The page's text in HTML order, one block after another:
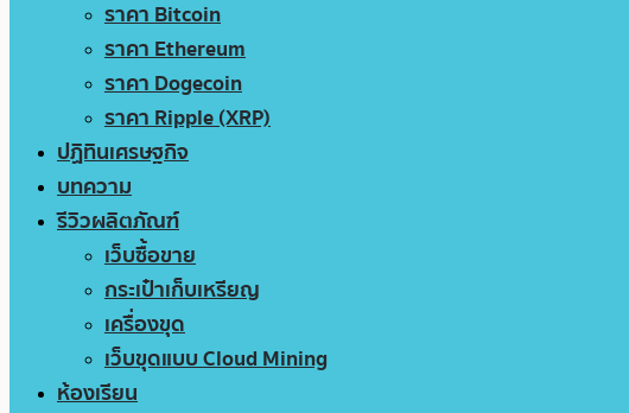
ราคา Bitcoin
ราคา Ethereum
ราคา Dogecoin
ราคา Ripple (XRP)
ปฏิทินเศรษฐกิจ
บทความ
รีวิวผลิตภัณฑ์
เว็บซื้อขาย
กระเป๋าเก็บเหรียญ
เครื่องขุด
เว็บขุดแบบ Cloud Mining
ห้องเรียน